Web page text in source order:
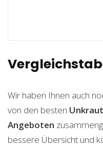
Wir haben Ihnen auch
von den besten
Angeboten
bessere Übersicht und